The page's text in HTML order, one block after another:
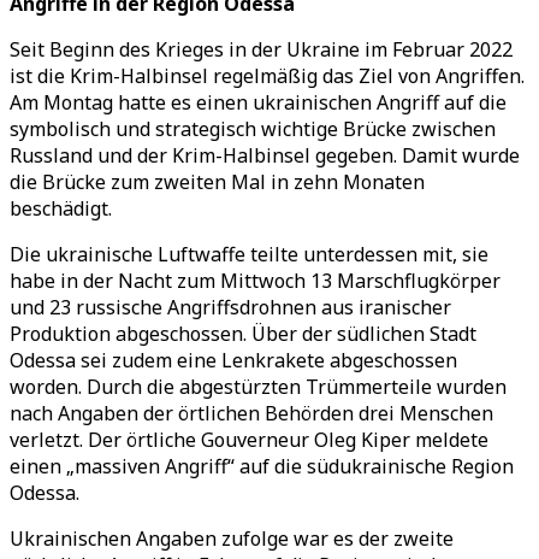
Seit Beginn des Krieges in der Ukraine im Februar 2022
ist die Krim-Halbinsel regelmäßig das Ziel von Angriffen.
Am Montag hatte es einen ukrainischen Angriff auf die
symbolisch und strategisch wichtige Brücke zwischen
Russland und der Krim-Halbinsel gegeben. Damit wurde
die Brücke zum zweiten Mal in zehn Monaten
beschädigt.
Die ukrainische Luftwaffe teilte unterdessen mit, sie
habe in der Nacht zum Mittwoch 13 Marschflugkörper
und 23 russische Angriffsdrohnen aus iranischer
Produktion abgeschossen. Über der südlichen Stadt
Odessa sei zudem eine Lenkrakete abgeschossen
worden. Durch die abgestürzten Trümmerteile wurden
nach Angaben der örtlichen Behörden drei Menschen
verletzt. Der örtliche Gouverneur Oleg Kiper meldete
einen „massiven Angriff“ auf die südukrainische Region
Odessa.
Ukrainischen Angaben zufolge war es der zweite